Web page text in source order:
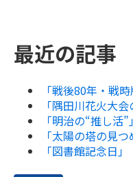
最近の記事
「戦後80年・戦
「隅田川花火大
「明治の“推し活”｣
「太陽の塔の見
「図書館記念日｣